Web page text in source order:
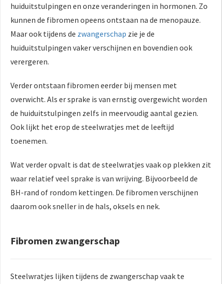
huiduitstulpingen en onze veranderingen in hormonen. Zo
kunnen de fibromen opeens ontstaan na de menopauze.
Maar ook tijdens de zwangerschap zie je de
huiduitstulpingen vaker verschijnen en bovendien ook
verergeren.
Verder ontstaan fibromen eerder bij mensen met
overwicht. Als er sprake is van ernstig overgewicht worden
de huiduitstulpingen zelfs in meervoudig aantal gezien.
Ook lijkt het erop de steelwratjes met de leeftijd
toenemen.
Wat verder opvalt is dat de steelwratjes vaak op plekken zit
waar relatief veel sprake is van wrijving. Bijvoorbeeld de
BH-rand of rondom kettingen. De fibromen verschijnen
daarom ook sneller in de hals, oksels en nek.
Fibromen zwangerschap
Steelwratjes lijken tijdens de zwangerschap vaak te